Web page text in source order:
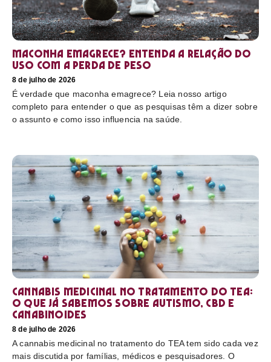
Maconha emagrece? Entenda a relação do
uso com a perda de peso
8 de julho de 2026
É verdade que maconha emagrece? Leia nosso artigo
completo para entender o que as pesquisas têm a dizer sobre
o assunto e como isso influencia na saúde.
Cannabis medicinal no tratamento do TEA:
o que já sabemos sobre autismo, CBD e
canabinoides
8 de julho de 2026
A cannabis medicinal no tratamento do TEA tem sido cada vez
mais discutida por famílias, médicos e pesquisadores. O